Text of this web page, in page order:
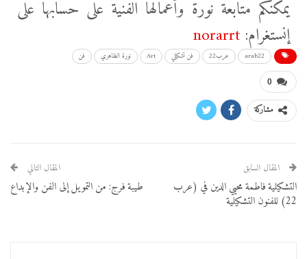
يمكنكم متابعة نورة وأعمالها الفنية على حسابها على
إنستغرام: norarrt
arab22 عرب22 فن تشكيلي Art نورة الظاهري فن
0
مشاركة
المقال السابق
التشكيلية فاطمة محيي الدين في (عرب
22) للفنون التشكيلية
المقال التالي
طيبة فرج: من التمويل إلى الفن والإبداع